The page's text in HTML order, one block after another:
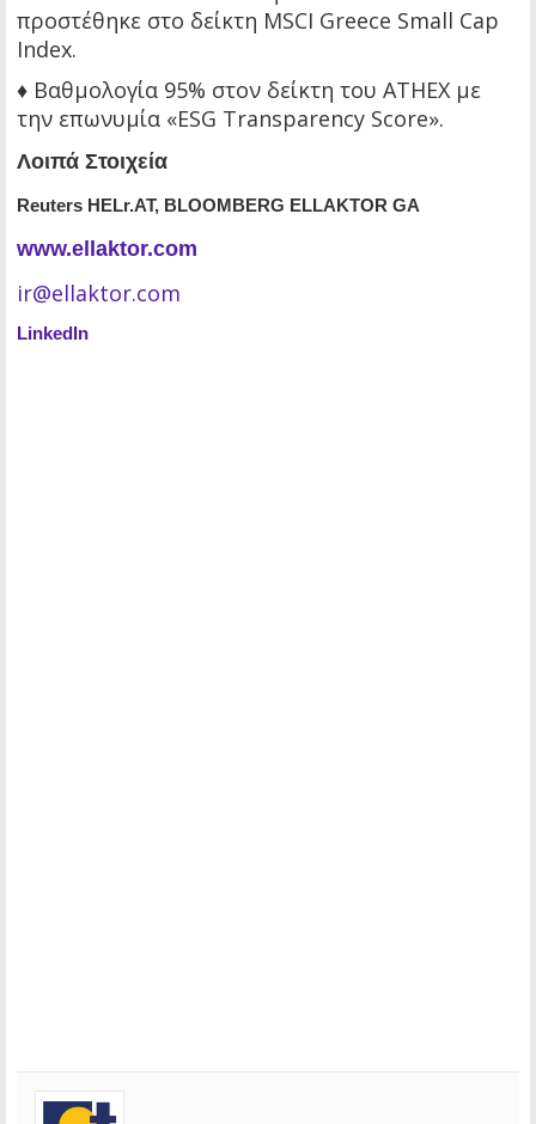
προστέθηκε στο δείκτη MSCI Greece Small Cap
Index.
♦ Βαθμολογία 95% στον δείκτη του ΑΤΗΕΧ με
την επωνυμία «ESG Transparency Score».
Λοιπά Στοιχεία
Reuters HELr.AT, BLOOMBERG ELLAKTOR GA
www.ellaktor.com
ir@ellaktor.com
LinkedIn